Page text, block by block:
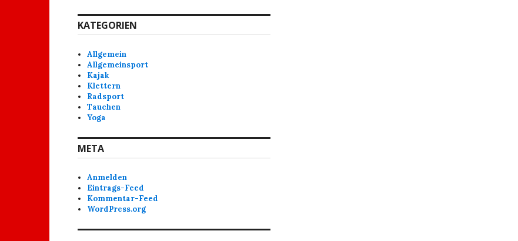
KATEGORIEN
Allgemein
Allgemeinsport
Kajak
Klettern
Radsport
Tauchen
Yoga
META
Anmelden
Eintrags-Feed
Kommentar-Feed
WordPress.org